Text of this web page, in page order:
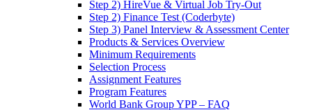
Step 2) HireVue & Virtual Job Try-Out
Step 2) Finance Test (Coderbyte)
Step 3) Panel Interview & Assessment Center
Products & Services Overview
Minimum Requirements
Selection Process
Assignment Features
Program Features
World Bank Group YPP – FAQ